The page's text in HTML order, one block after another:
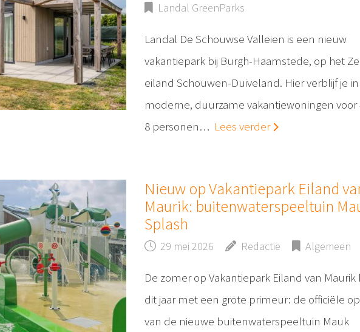
Landal GreenParks
Landal De Schouwse Valleien is een nieuw
vakantiepark bij Burgh-Haamstede, op het
eiland Schouwen-Duiveland. Hier verblijf je in
moderne, duurzame vakantiewoningen voor
8 personen… Lees verder
Nieuw op Vakantiepark Eiland
Maurik: buitenwaterspeeltuin
Splash
29 mei 2026 Redactie Algemeen
De zomer op Vakantiepark Eiland van Maurik
dit jaar met een grote primeur: de officiële
van de nieuwe buitenwaterspeeltuin Mauk